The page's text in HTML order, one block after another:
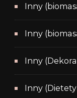
Inny
Inny
Inny
Inny